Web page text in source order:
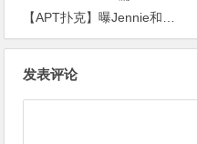
【APT扑克】曝Jennie和金智秀成立个人工作室，YG称是否续约还没有决定
发表评论